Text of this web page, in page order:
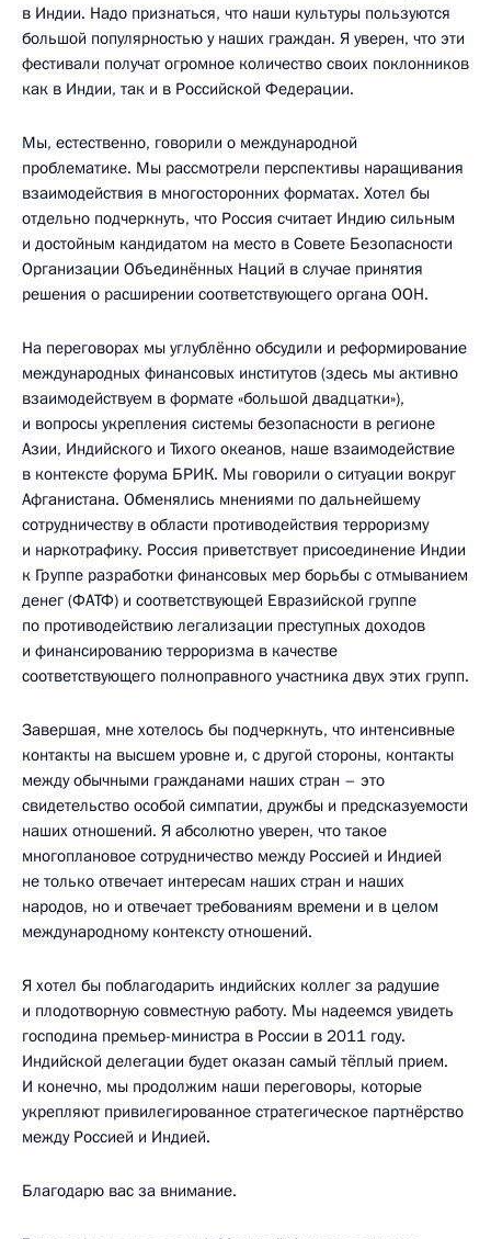
в Индии. Надо признаться, что наши культуры пользуются
большой популярностью у наших граждан. Я уверен, что эти
фестивали получат огромное количество своих поклонников
как в Индии, так и в Российской Федерации.
Мы, естественно, говорили о международной
проблематике. Мы рассмотрели перспективы наращивания
взаимодействия в многосторонних форматах. Хотел бы
отдельно подчеркнуть, что Россия считает Индию сильным
и достойным кандидатом на место в Совете Безопасности
Организации Объединённых Наций в случае принятия
решения о расширении соответствующего органа ООН.
На переговорах мы углублённо обсудили и реформирование
международных финансовых институтов (здесь мы активно
взаимодействуем в формате «большой двадцатки»),
и вопросы укрепления системы безопасности в регионе
Азии, Индийского и Тихого океанов, наше взаимодействие
в контексте форума БРИК. Мы говорили о ситуации вокруг
Афганистана. Обменялись мнениями по дальнейшему
сотрудничеству в области противодействия терроризму
и наркотрафику. Россия приветствует присоединение Индии
к Группе разработки финансовых мер борьбы с отмыванием
денег (ФАТФ) и соответствующей Евразийской группе
по противодействию легализации преступных доходов
и финансированию терроризма в качестве
соответствующего полноправного участника двух этих групп.
Завершая, мне хотелось бы подчеркнуть, что интенсивные
контакты на высшем уровне и, с другой стороны, контакты
между обычными гражданами наших стран – это
свидетельство особой симпатии, дружбы и предсказуемости
наших отношений. Я абсолютно уверен, что такое
многоплановое сотрудничество между Россией и Индией
не только отвечает интересам наших стран и наших
народов, но и отвечает требованиям времени и в целом
международному контексту отношений.
Я хотел бы поблагодарить индийских коллег за радушие
и плодотворную совместную работу. Мы надеемся увидеть
господина премьер-министра в России в 2011 году.
Индийской делегации будет оказан самый тёплый прием.
И конечно, мы продолжим наши переговоры, которые
укрепляют привилегированное стратегическое партнёрство
между Россией и Индией.
Благодарю вас за внимание.